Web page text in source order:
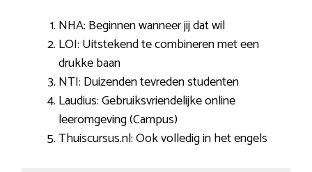
NHA: Beginnen wanneer jij dat wil
LOI: Uitstekend te combineren met een
drukke baan
NTI: Duizenden tevreden studenten
Laudius: Gebruiksvriendelijke online
leeromgeving (Campus)
Thuiscursus.nl: Ook volledig in het engels